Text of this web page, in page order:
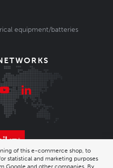
equipment/batteries
+420 493 773 331 |
of this e-commerce shop, to
statistical and marketing purposes
Google and other companies. By